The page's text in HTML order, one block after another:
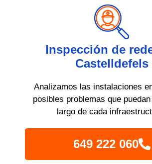
Inspección de
Castelldefels
Analizamos las instalaciones
posibles problemas que
largo de cada
649 222 060